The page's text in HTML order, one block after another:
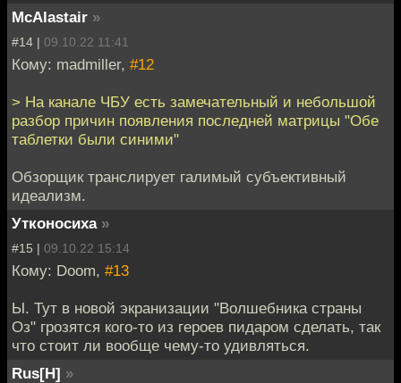
McAlastair »
#14 | 09.10.22 11:41
Кому: madmiller, #12
> На канале ЧБУ есть замечательный и небольшой
разбор причин появления последней матрицы "Обе
таблетки были синими"
Обзорщик транслирует галимый субъективный
идеализм.
Утконосиха »
#15 | 09.10.22 15:14
Кому: Doom, #13
Ы. Тут в новой экранизации "Волшебника страны
Оз" грозятся кого-то из героев пидаром сделать, так
что стоит ли вообще чему-то удивляться.
Rus[H] »